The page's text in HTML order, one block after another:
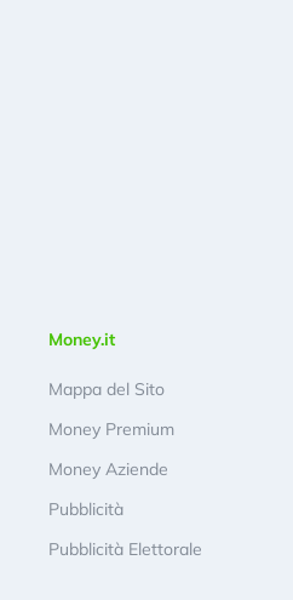
Money.it
Mappa del Sito
Money Premium
Money Aziende
Pubblicità
Pubblicità Elettorale